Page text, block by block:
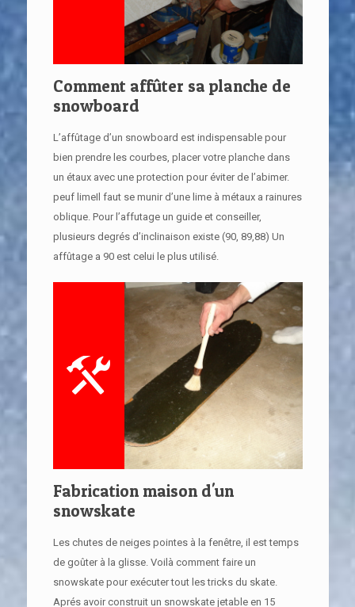
Comment affûter sa planche de
snowboard
L’affûtage d’un snowboard est indispensable pour
bien prendre les courbes, placer votre planche dans
un étaux avec une protection pour éviter de l’abimer.
peuf limeIl faut se munir d’une lime à métaux a rainures
oblique. Pour l’affutage un guide et conseiller,
plusieurs degrés d’inclinaison existe (90, 89,88) Un
affûtage a 90 est celui le plus utilisé.
Fabrication maison d'un
snowskate
Les chutes de neiges pointes à la fenêtre, il est temps
de goûter à la glisse. Voilà comment faire un
snowskate pour exécuter tout les tricks du skate.
Aprés avoir construit un snowskate jetable en 15